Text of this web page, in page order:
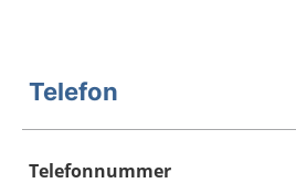
Telefon
Telefonnummer